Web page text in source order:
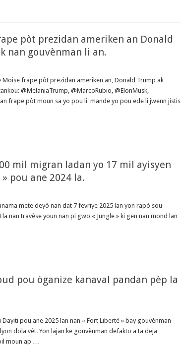
pòt prezidan ameriken an Donald
nan gouvènman li an.
frape pòt prezidan ameriken an, Donald Trump ak
@MelaniaTrump, @MarcoRubio, @ElonMusk,
frape pòt moun sa yo pou li mande yo pou ede li jwenn jistis
mil migran ladan yo 17 mil ayisyen
pou ane 2024 la.
mete deyò nan dat 7 fevriye 2025 lan yon rapò sou
nan travèse youn nan pi gwo « Jungle » ki gen nan mond lan
pou òganize kanaval pandan pèp la
pou ane 2025 lan nan « Fort Liberté » bay gouvènman
dola vèt. Yon lajan ke gouvènman defakto a ta deja
moun ap …